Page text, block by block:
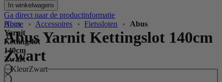
In winkelwagen
Ga direct naar de productinformatie
Home
› Accessoires › Fietssloten ›
Abus
Yarnit
Kettingslot
140cm
Zwart
Abus
Abus Yarnit Kettingslot 140cm
Zwart
KleurZwart